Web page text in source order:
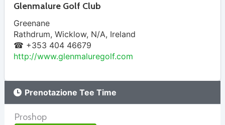
Glenmalure Golf Club
Greenane
Rathdrum, Wicklow, N/A, Ireland
☎ +353 404 46679
http://www.glenmaluregolf.com
Prenotazione Tee Time
Proshop